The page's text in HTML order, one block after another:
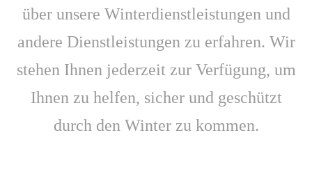
über unsere Winterdienstleistungen und
andere Dienstleistungen zu erfahren. Wir
stehen Ihnen jederzeit zur Verfügung, um
Ihnen zu helfen, sicher und geschützt
durch den Winter zu kommen.